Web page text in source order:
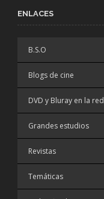
ENLACES
B.S.O
Blogs de cine
DVD y Bluray en la red
Grandes estudios
Revistas
Temáticas